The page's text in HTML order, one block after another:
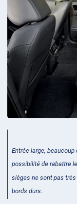
Entrée large,
possibilité de rabattre
sièges ne sont pas
bords durs.